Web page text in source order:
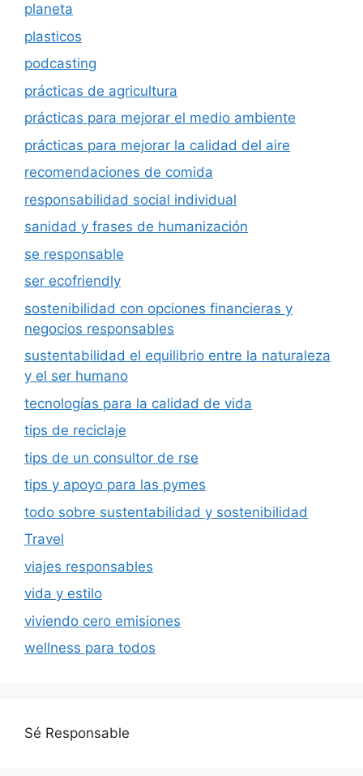
planeta
plasticos
podcasting
prácticas de agricultura
prácticas para mejorar el medio ambiente
prácticas para mejorar la calidad del aire
recomendaciones de comida
responsabilidad social individual
sanidad y frases de humanización
se responsable
ser ecofriendly
sostenibilidad con opciones financieras y
negocios responsables
sustentabilidad el equilibrio entre la naturaleza
y el ser humano
tecnologías para la calidad de vida
tips de reciclaje
tips de un consultor de rse
tips y apoyo para las pymes
todo sobre sustentabilidad y sostenibilidad
Travel
viajes responsables
vida y estilo
viviendo cero emisiones
wellness para todos
Sé Responsable